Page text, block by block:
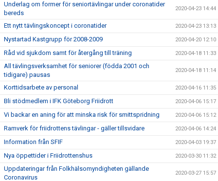
Underlag om former för seniortävlingar under coronatider
bereds
2020-04-23 14:44
Ett nytt tävlingskoncept i coronatider 2020-04-23 13:13
Nystartad Kastgrupp för 2008-2009 2020-04-20 12:10
Råd vid sjukdom samt för återgång till träning 2020-04-18 11:33
All tävlingsverksamhet för seniorer (födda 2001 och
tidigare) pausas
2020-04-18 11:14
Korttidsarbete av personal 2020-04-16 11:35
Bli stödmedlem i IFK Göteborg Friidrott 2020-04-06 15:17
Vi backar en aning för att minska risk för smittspridning 2020-04-06 15:12
Ramverk för friidrottens tävlingar - gäller tillsvidare 2020-04-06 14:24
Information från SFIF 2020-04-03 19:37
Nya öppettider i Friidrottenshus 2020-03-30 11:32
Uppdateringar från Folkhälsomyndigheten gällande
Coronavirus
2020-03-27 15:57